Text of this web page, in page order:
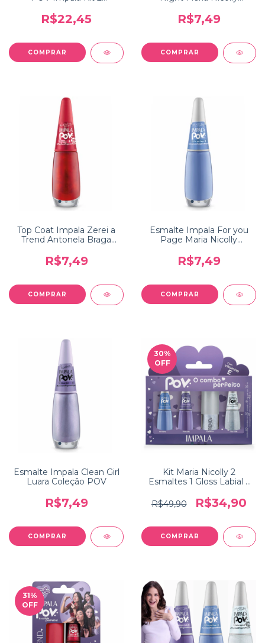
R$22,45 R$7,49
Top Coat Impala Zerei a
Trend Antonela Braga
R$7,49
Esmalte Impala For you
Page Maria Nicolly
R$7,49
Esmalte Impala Clean Girl
Luara Coleção POV
R$7,49
30%
OFF
Kit Maria Nicolly 2
Esmaltes 1 Gloss Labial 1
Impala
R$49,90 R$34,90
31%
OFF